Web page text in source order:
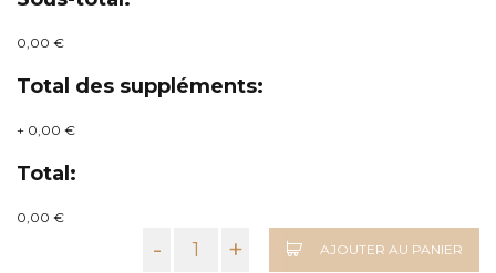
0,00 €
Total des suppléments:
+ 0,00 €
Total:
0,00 €
- + AJOUTER AU PANIER